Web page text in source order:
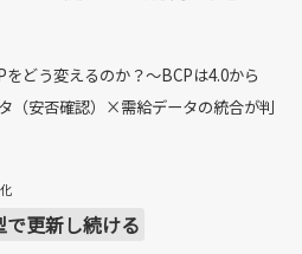
どう変えるのか？～BCPは4.0から
（安否確認）×需給データの統合が判
で更新し続ける